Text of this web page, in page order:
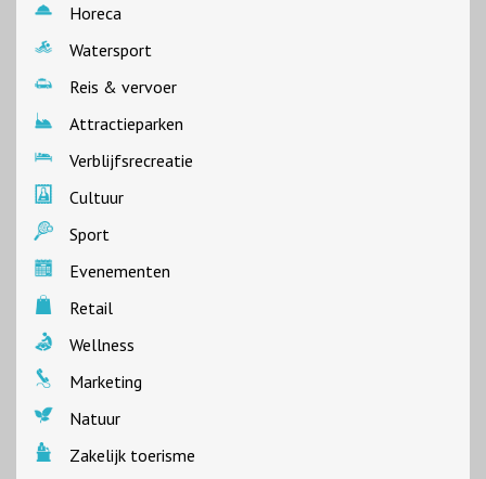
Horeca
Watersport
Reis & vervoer
Attractieparken
Verblijfsrecreatie
Cultuur
Sport
Evenementen
Retail
Wellness
Marketing
Natuur
Zakelijk toerisme